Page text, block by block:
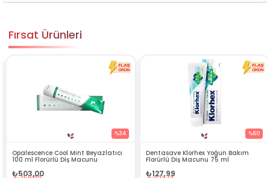
Fırsat Ürünleri
Dentasave Klorhex Yoğun Bakım
Florürlü Diş Macunu 75 ml
Black Berry Bitkisel Sprey 25